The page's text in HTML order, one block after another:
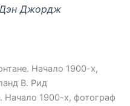
Джордж
Начало 1900-х, фотограф